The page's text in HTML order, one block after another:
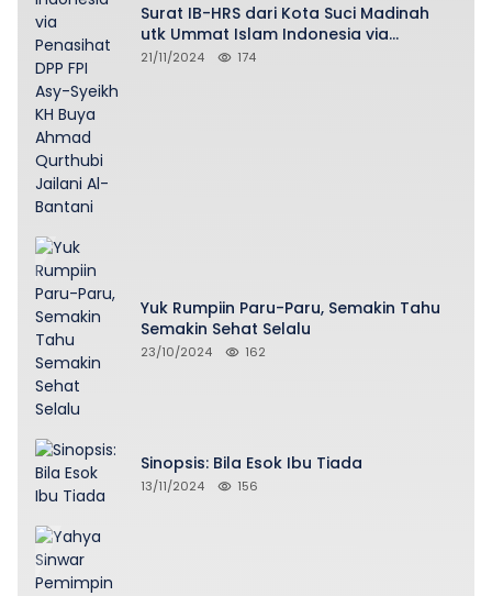
Surat IB-HRS dari Kota Suci Madinah
utk Ummat Islam Indonesia via
Penasihat DPP FPI Asy-Syeikh KH Buya
21/11/2024 174
Yuk Rumpiin Paru-Paru, Semakin Tahu
Semakin Sehat Selalu
23/10/2024 162
Sinopsis: Bila Esok Ibu Tiada
13/11/2024 156